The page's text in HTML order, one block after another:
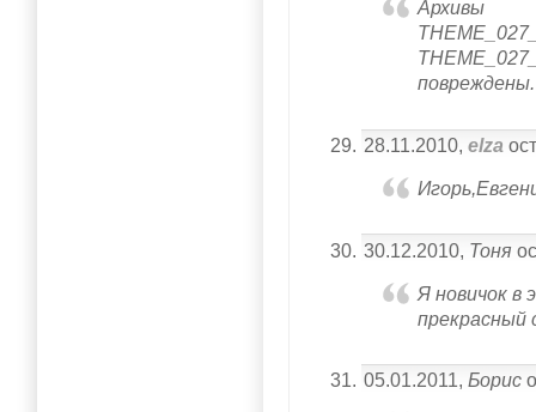
Архивы
повреждены.
28.11.2010,elza
30.12.2010, Тоня
Я новичок в
прекрасный
05.01.2011,Борис